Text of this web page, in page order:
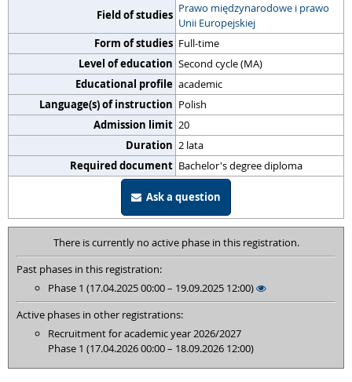
Field of studies Prawo międzynarodowe i prawo
Unii Europejskiej
Form of studies Full-time
Level of education Second cycle (MA)
Educational profile academic
Language(s) of instruction Polish
Admission limit 20
Duration 2 lata
Required document Bachelor's degree diploma
Ask a question
There is currently no active phase in this registration.
Past phases in this registration:
Phase 1 (17.04.2025 00:00 – 19.09.2025 12:00)
Active phases in other registrations:
Recruitment for academic year 2026/2027
Phase 1 (17.04.2026 00:00 – 18.09.2026 12:00)